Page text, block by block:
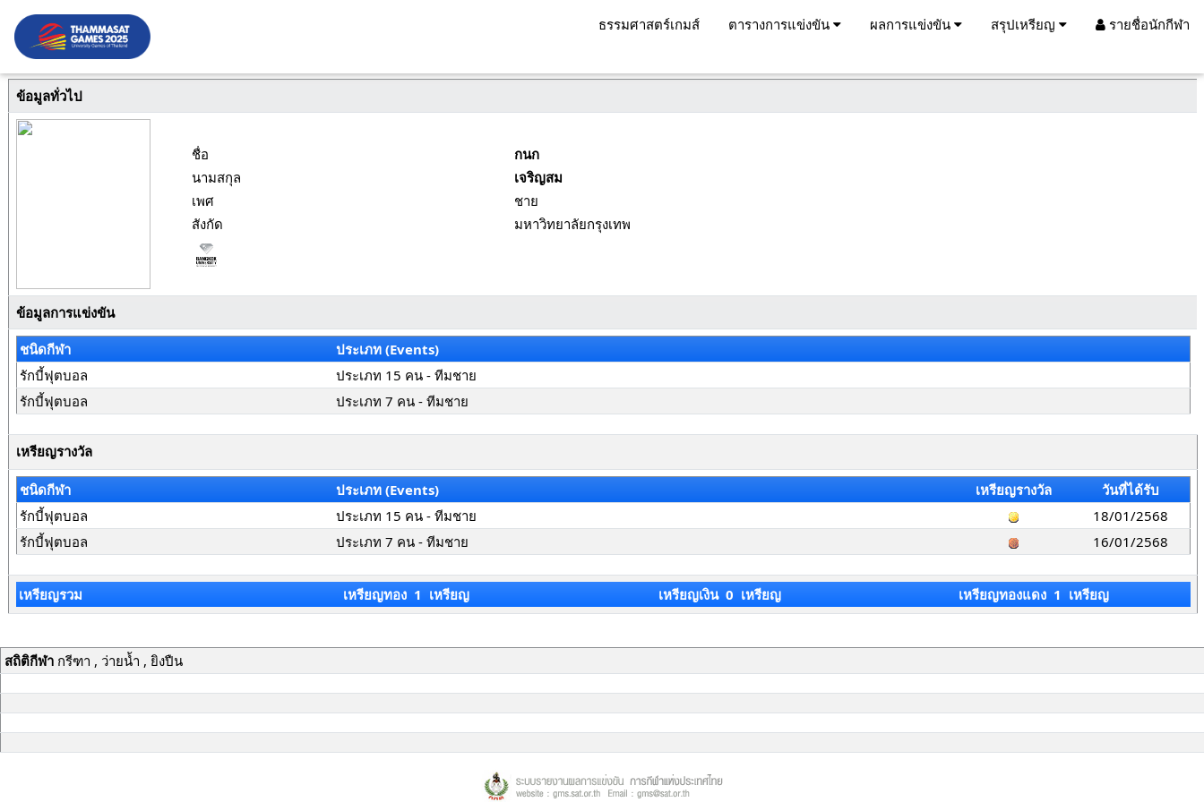
ธรรมศาสตร์เกมส์ ตารางการแข่งขัน ผลการแข่งขัน สรุปเหรียญ รายชื่อนักกีฬา
ข้อมูลทั่วไป
ชื่อ
กนก
นามสกุล
เจริญสม
เพศ
ชาย
สังกัด
มหาวิทยาลัยกรุงเทพ
ข้อมูลการแข่งขัน
ชนิดกีฬา
ประเภท (Events)
รักบี้ฟุตบอล
ประเภท 15 คน - ทีมชาย
รักบี้ฟุตบอล
ประเภท 7 คน - ทีมชาย
เหรียญรางวัล
ชนิดกีฬา ประเภท (Events) เหรียญรางวัล
วันที่ได้รับ
รักบี้ฟุตบอล
ประเภท 15 คน - ทีมชาย
18/01/2568
รักบี้ฟุตบอล
ประเภท 7 คน - ทีมชาย 16/01/2568
เหรียญรวม เหรียญทอง 1 เหรียญ เหรียญเงิน 0 เหรียญ เหรียญทองแดง 1 เหรียญ
สถิติกีฬากรีฑา , ว่ายน้ำ , ยิงปืน